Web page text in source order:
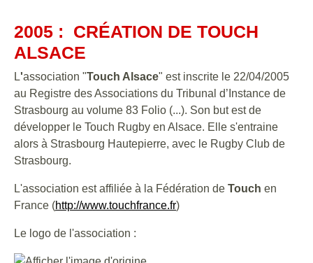
2005 : CRÉATION DE TOUCH
ALSACE
L'association "Touch Alsace" est inscrite le 22/04/2005
au Registre des Associations du Tribunal d’Instance de
Strasbourg au volume 83 Folio (...). Son but est de
développer le Touch Rugby en Alsace. Elle s'entraine
alors à Strasbourg Hautepierre, avec le Rugby Club de
Strasbourg.
L'association est affiliée à la Fédération de Touch en
France (http://www.touchfrance.fr)
Le logo de l'association :